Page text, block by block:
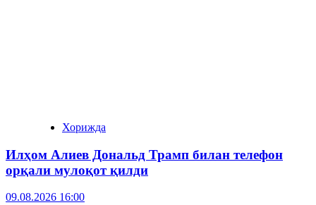
Хорижда
Илҳом Алиев Дональд Трамп билан телефон
орқали мулоқот қилди
09.08.2026 16:00